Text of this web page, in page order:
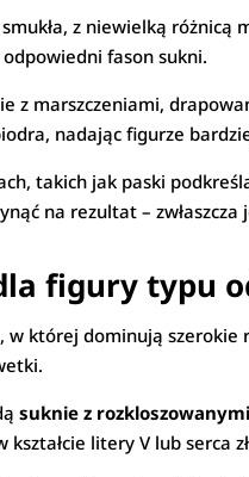
z niewielką
fason sukni.
z marszczeniami,
nadając figurze
takich jak paski
na rezultat –
figury typu
której dominują
suknie z
kształcie litery V lub